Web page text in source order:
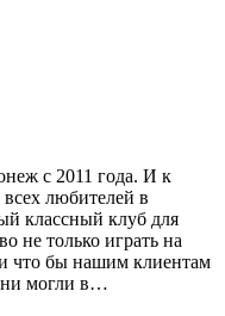
с 2011 года. И к
любителей в
классный клуб для
не только играть на
что бы нашим клиентам
могли в…